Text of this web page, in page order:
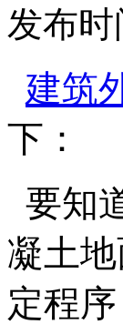
发布时
建筑
下：
要知
凝土
定程